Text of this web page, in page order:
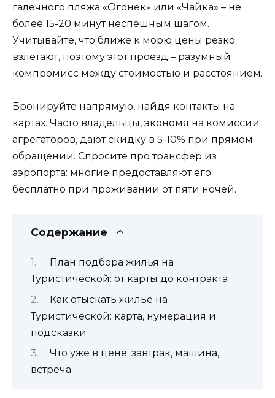
галечного пляжа «Огонек» или «Чайка» – не
более 15-20 минут неспешным шагом.
Учитывайте, что ближе к морю цены резко
взлетают, поэтому этот проезд – разумный
компромисс между стоимостью и расстоянием.
Бронируйте напрямую, найдя контакты на
картах. Часто владельцы, экономя на комиссии
агрегаторов, дают скидку в 5-10% при прямом
обращении. Спросите про трансфер из
аэропорта: многие предоставляют его
бесплатно при проживании от пяти ночей.
Содержание
План подбора жилья на
Туристической: от карты до контракта
Как отыскать жильё на
Туристической: карта, нумерация и
подсказки
Что уже в цене: завтрак, машина,
встреча